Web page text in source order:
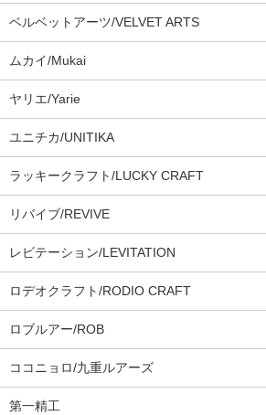
ベルベットアーツ/VELVET ARTS
ムカイ/Mukai
ヤリエ/Yarie
ユニチカ/UNITIKA
ラッキークラフト/LUCKY CRAFT
リバイブ/REVIVE
レビテーション/LEVITATION
ロデオクラフト/RODIO CRAFT
ロブルアー/ROB
ココニョロ/九重ルアーズ
第一精工